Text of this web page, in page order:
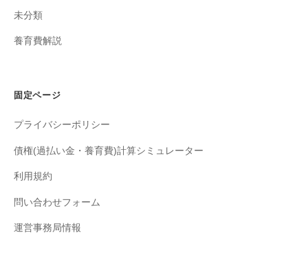
未分類
養育費解説
固定ページ
プライバシーポリシー
債権(過払い金・養育費)計算シミュレーター
利用規約
問い合わせフォーム
運営事務局情報